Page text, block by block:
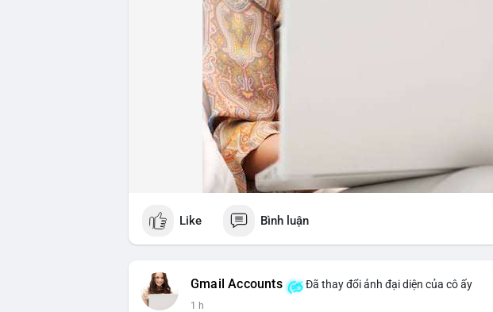
Like Bình luận
Gmail Accounts Đã thay đổi ảnh đại diện của cô ấy
1 h